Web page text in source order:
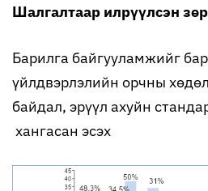
Шалгалтаар илрүүлсэн
Барилга байгууламжийг
үйлдвэрлэлийн орчны
байдал, эрүүл ахуйн
хангасан эсэх